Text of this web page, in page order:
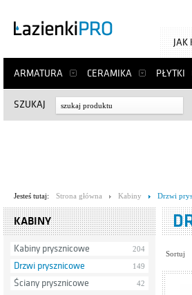
ARMATURA CERAMIKA PŁYTKI
SZUKAJ
Jesteś tutaj: Strona główna Kabiny Drzwi
KABINY
Kabiny prysznicowe 204
Drzwi prysznicowe 149
Ściany prysznicowe 42
Sortuj